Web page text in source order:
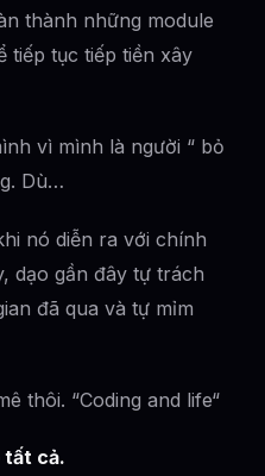
thành những module
tiếp tục tiếp tiền xây
vì mình là người “ bỏ
Dù…
nó diễn ra với chính
dạo gần đây tự trách
đã qua và tự mỉm
thôi. “Coding and life“
tất cả.